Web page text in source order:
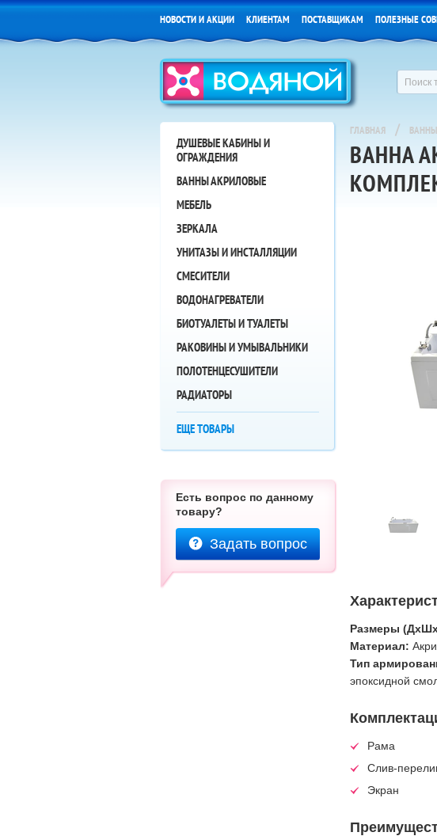
НОВОСТИ И АКЦИИ КЛИЕНТАМ ПОСТАВЩИКАМ ПОЛЕЗНЫЕ
ДУШЕВЫЕ КАБИНЫ И
ОГРАЖДЕНИЯ
ВАННЫ АКРИЛОВЫЕ
МЕБЕЛЬ
ЗЕРКАЛА
УНИТАЗЫ И ИНСТАЛЛЯЦИИ
СМЕСИТЕЛИ
ВОДОНАГРЕВАТЕЛИ
БИОТУАЛЕТЫ И ТУАЛЕТЫ
РАКОВИНЫ И УМЫВАЛЬНИКИ
ПОЛОТЕНЦЕСУШИТЕЛИ
РАДИАТОРЫ
ЕЩЕ ТОВАРЫ
Есть вопрос по данному
товару?
Задать вопрос
ГЛАВНАЯ /
ВАННА
Размеры
Материал:
Тип
эпоксидной
Рама
Слив-
Экран